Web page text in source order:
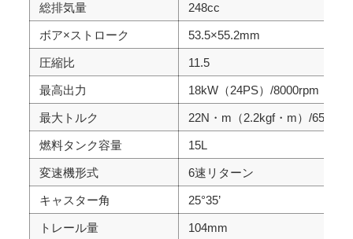
総排気量 248cc
ボア×ストローク 53.5×55.2mm
圧縮比 11.5
最高出力 18kW（24PS）/8000rpm
最大トルク 22N・m（2.2kgf・m）/
燃料タンク容量 15L
変速機形式 6速リターン
キャスター角 25°35’
トレール量 104mm